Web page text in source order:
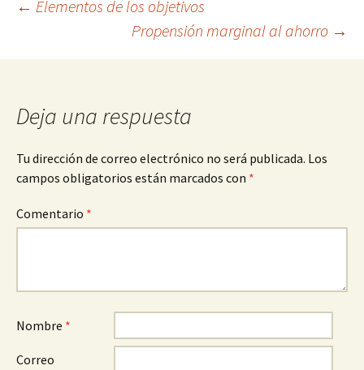
Navegación
de
entradas
← Elementos de los objetivos
Propensión marginal al ahorro →
Deja una respuesta
Tu dirección de correo electrónico no será publicada. Los
campos obligatorios están marcados con *
Comentario *
Nombre *
Correo